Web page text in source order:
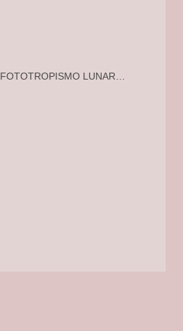
FOTOTROPISMO LUNAR…